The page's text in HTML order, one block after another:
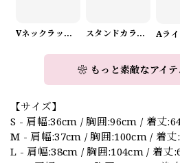
Vネックラップデザインニット（3color） A1008 スタンドカラーロングスリーブリボンブラウス（3color） A1126
❀ もっと素敵なアイ
【サイズ】
S - 肩幅:36cm / 胸囲:96cm / 着丈
M - 肩幅:37cm / 胸囲:100cm / 着
L - 肩幅:38cm / 胸囲:104cm / 着丈